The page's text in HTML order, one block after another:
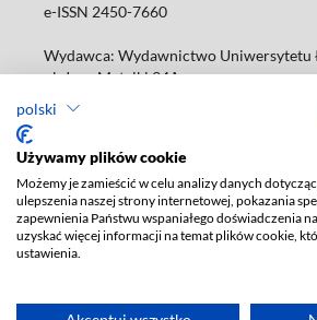
polski
Używamy plików cookie
Możemy je zamieścić w celu analizy danych
ulepszenia naszej strony internetowej, pokazania
zapewnienia Państwu wspaniałego doświadczenia
uzyskać więcej informacji na temat plików cookie,
ustawienia.
e-ISSN 2450-7660
Wydawca: Wydawnictwo Uniwersytetu
ul. Jana Matejki 34A
Tel.: 42 235 01 65, fax: 42 66 55 86
Deklaracja dostępności